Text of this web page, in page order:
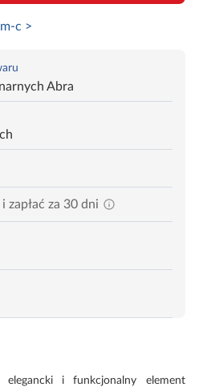
c >
Abra
zapłać za 30 dni
i funkcjonalny element